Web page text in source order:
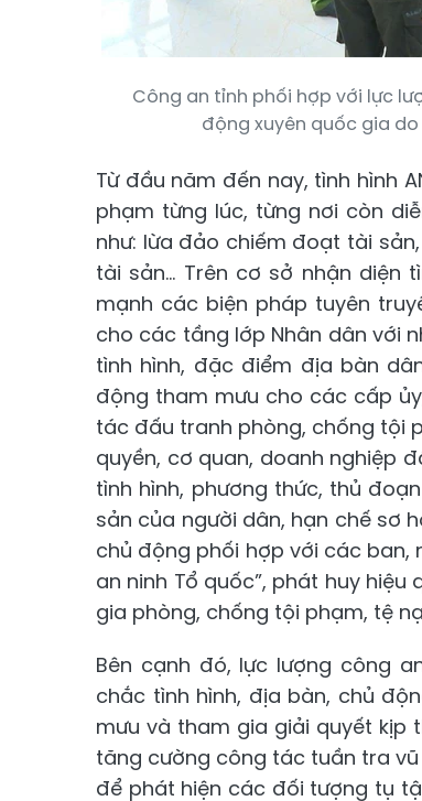
Công an tỉnh phối hợp với lực
động xuyên quốc gia
Từ đầu năm đến nay, tình hình
phạm từng lúc, từng nơi còn
như: lừa đảo chiếm đoạt tài
tài sản... Trên cơ sở nhận diện
mạnh các biện pháp tuyên
cho các tầng lớp Nhân dân với
tình hình, đặc điểm địa bàn
động tham mưu cho các cấp
tác đấu tranh phòng, chống tội
quyền, cơ quan, doanh nghiệp
tình hình, phương thức, thủ
sản của người dân, hạn chế sơ
chủ động phối hợp với các ban,
an ninh Tổ quốc”, phát huy
gia phòng, chống tội phạm, tệ
Bên cạnh đó, lực lượng công
chắc tình hình, địa bàn, chủ
mưu và tham gia giải quyết kịp
tăng cường công tác tuần tra
để phát hiện các đối tượng tụ